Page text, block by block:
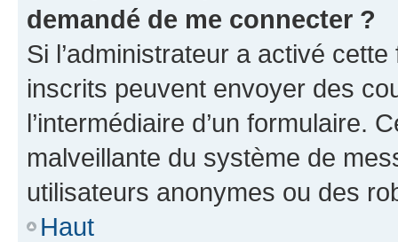
demandé de me connecter ?
Si l’administrateur a activé
inscrits peuvent envoyer des
l’intermédiaire d’un formulaire.
malveillante du système de
utilisateurs anonymes ou des
Haut